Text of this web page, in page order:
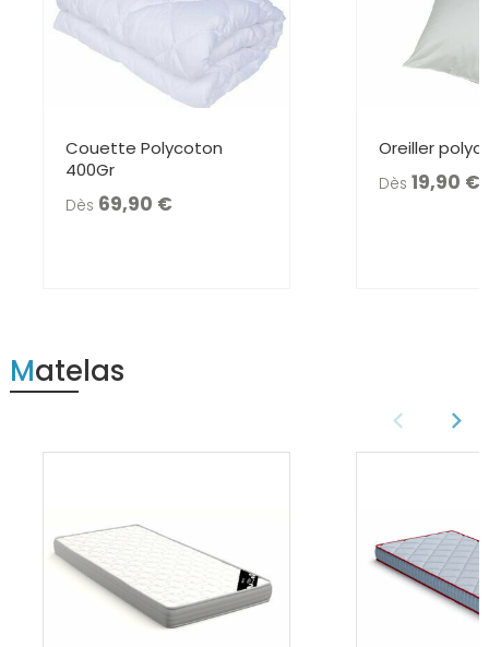
Couette Polycoton
400Gr
Dès 69,90
Oreiller
Dès 19,90
Matelas